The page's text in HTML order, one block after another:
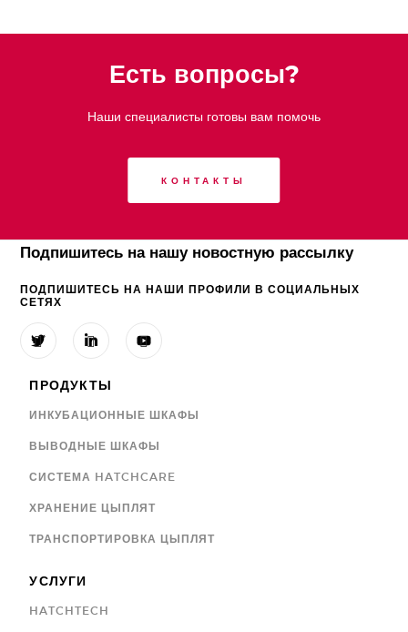
Есть вопросы?
Наши специалисты готовы вам помочь
КОНТАКТЫ
Подпишитесь на нашу новостную рассылку
ПОДПИШИТЕСЬ НА НАШИ ПРОФИЛИ В СОЦИАЛЬНЫХ
СЕТЯХ
  
ПРОДУКТЫ
ИНКУБАЦИОННЫЕ ШКАФЫ
ВЫВОДНЫЕ ШКАФЫ
СИСТЕМА HATCHCARE
ХРАНЕНИЕ ЦЫПЛЯТ
ТРАНСПОРТИРОВКА ЦЫПЛЯТ
УСЛУГИ
HATCHTECH